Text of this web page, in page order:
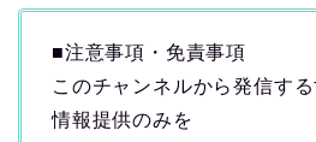
■注意事項・免責事項
このチャンネルから発信する
情報提供のみを